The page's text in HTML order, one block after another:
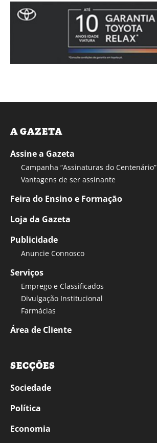
A GAZETA
Assine a Gazeta
Campanha “Assinaturas do Centenário”
Vantagens de ser assinante
Feira do Ensino e Formação
Loja da Gazeta
Publicidade
Anuncie Connosco
Serviços
Emprego e Classificados
Divulgação Institucional
Farmácias
Área de Cliente
SECÇÕES
Sociedade
Política
Economia